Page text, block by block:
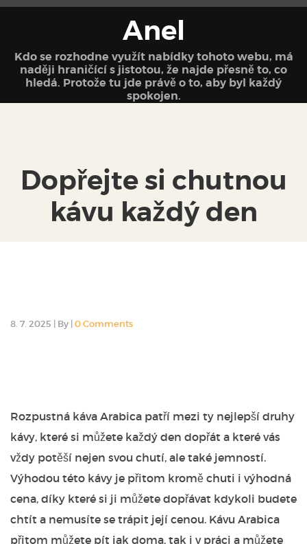
Anel
Kdo se rozhodne využít nabídky tohoto webu, má
naději hraničící s jistotou, že najde přesně to, co
hledá. Protože tu jde právě o to, aby byl každý
spokojen.
Dopřejte si chutnou
kávu každý den
8. 7. 2025 | By | 0 Comments
Rozpustná káva Arabica patří mezi ty nejlepší druhy
kávy, které si můžete každý den dopřát a které vás
vždy potěší nejen svou chutí, ale také jemností.
Výhodou této kávy je přitom kromě chuti i výhodná
cena, díky které si ji můžete dopřávat kdykoli budete
chtít a nemusíte se trápit její cenou. Kávu Arabica
přitom můžete pít jak doma, tak i v práci a můžete